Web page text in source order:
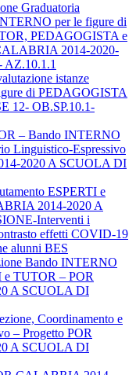
Graduatoria
per le figure di
PEDAGOGISTA e
2014-2020-
AZ.10.1.1
istanze
di PEDAGOGISTA
12- OB.SP.10.1-
– Bando INTERNO
Linguistico-Espressivo
2020 A SCUOLA DI
ESPERTI e
2014-2020 A
Interventi i
effetti COVID-19
alunni BES
Bando INTERNO
e TUTOR – POR
A SCUOLA DI
Coordinamento e
– Progetto POR
A SCUOLA DI